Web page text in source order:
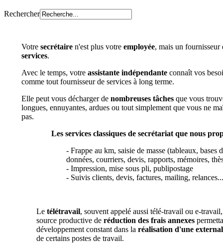
Rechercher
Votre secrétaire n'est plus votre employée, mais un fournisseur
services.
Avec le temps, votre assistante indépendante connaît vos
comme tout fournisseur de services à long terme.
Elle peut vous décharger de nombreuses tâches que vous
longues, ennuyantes, ardues ou tout simplement que vous ne
pas.
Les services classiques de secrétariat que nous
- Frappe au km, saisie de masse (tableaux, bases
données, courriers, devis, rapports, mémoires,
- Impression, mise sous pli, publipostage
- Suivis clients, devis, factures, mailing, relances...
Le télétravail, souvent appelé aussi télé-travail ou e-
source productive de réduction des frais annexes
développement constant dans la réalisation d'une
de certains postes de travail.